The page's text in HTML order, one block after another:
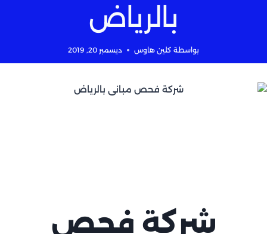
بالرياض
بواسطة كلين هاوس ديسمبر 20, 2019
شركة فحص